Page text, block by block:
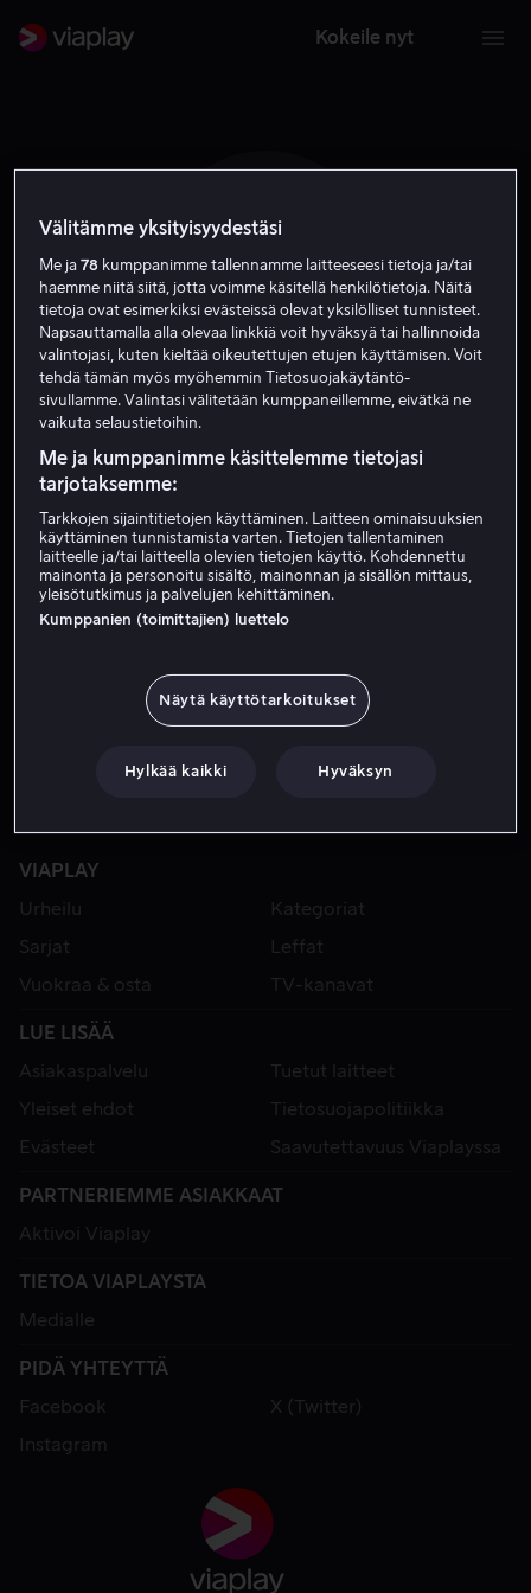
Kokeile nyt
E L
Ethan Loh
VIAPLAY
Urheilu
Kategoriat
Sarjat
Leffat
Vuokraa & osta
TV-kanavat
LUE LISÄÄ
Asiakaspalvelu
Tuetut laitteet
Yleiset ehdot
Tietosuojapolitiikka
Evästeet
Saavutettavuus Viaplayssa
PARTNERIEMME ASIAKKAAT
Aktivoi Viaplay
TIETOA VIAPLAYSTA
Medialle
PIDÄ YHTEYTTÄ
Facebook
X (Twitter)
Instagram
Välitämme yksityisyydestäsi
Me ja78 kumppanimme tallennamme laitteeseesi tietoja ja/tai
haemme niitä siitä, jotta voimme käsitellä henkilötietoja. Näitä
tietoja ovat esimerkiksi evästeissä olevat yksilölliset tunnisteet.
Napsauttamalla alla olevaa linkkiä voit hyväksyä tai hallinnoida
valintojasi, kuten kieltää oikeutettujen etujen käyttämisen. Voit
tehdä tämän myös myöhemmin Tietosuojakäytäntö-
sivullamme. Valintasi välitetään kumppaneillemme, eivätkä ne
vaikuta selaustietoihin.
Me ja kumppanimme käsittelemme tietojasi
tarjotaksemme:
Tarkkojen sijaintitietojen käyttäminen. Laitteen ominaisuuksien
käyttäminen tunnistamista varten. Tietojen tallentaminen
laitteelle ja/tai laitteella olevien tietojen käyttö. Kohdennettu
mainonta ja personoitu sisältö, mainonnan ja sisällön mittaus,
yleisötutkimus ja palvelujen kehittäminen.
Kumppanien (toimittajien) luettelo
Näytä käyttötarkoitukset
Hylkää kaikki Hyväksyn